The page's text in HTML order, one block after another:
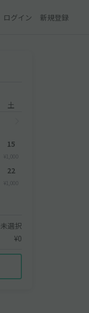
ログイン 新規登録
土
15
¥1,000
22
¥1,000
未選択
¥0